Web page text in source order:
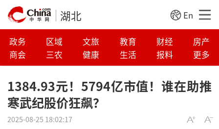
湖北 En
政务 区域 文旅 教育 财经
房产
商会
三农 健康 生活 报料 更多
1384.93元！5794亿市值！谁在助推
寒武纪股价狂飙？
2025-08-25 18:02:17